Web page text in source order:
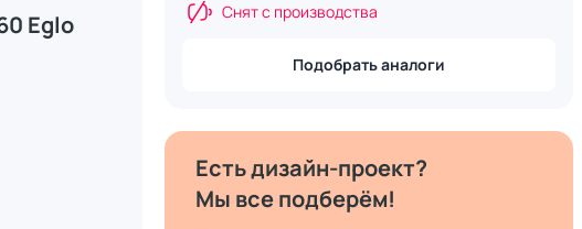
Eglo
Снят с производства
Подобрать аналоги
Есть дизайн-проект?
Мы все подберём!